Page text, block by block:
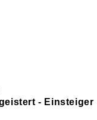
- Einsteiger